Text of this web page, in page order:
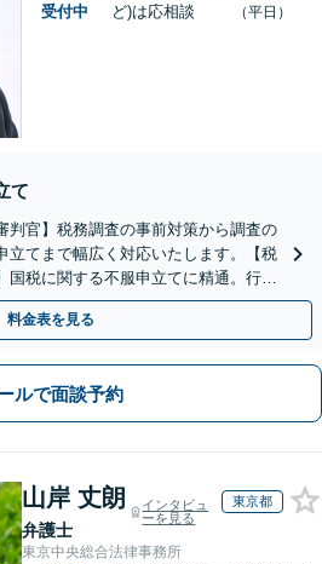
受付中
ど)は応相談
（平日）
て
判官】税務調査の事前対策から調査の
立てまで幅広く対応いたします。【税
国税に関する不服申立てに精通。行政
たします
料金表を見る
ルで面談予約
山岸 丈朗
弁護士
インタビュ
ーを見る
東京都
東京中央総合法律事務所